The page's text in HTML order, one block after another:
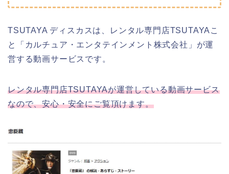
TSUTAYA ディスカスは、レンタル専門店TSUTAYAこ
と「カルチュア・エンタテインメント株式会社」が運
営する動画サービスです。
レンタル専門店TSUTAYAが運営している動画サービス
なので、安心・安全にご覧頂けます。